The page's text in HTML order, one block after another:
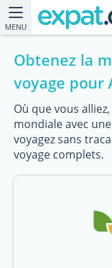
MENU
Obtenez la
voyage pour
Où que vous
mondiale avec
voyagez sans
voyage complets.